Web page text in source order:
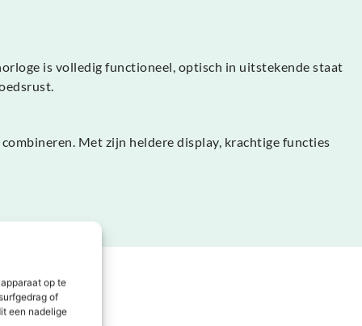
op te
of
een nadelige
is volledig functioneel, optisch in uitstekende staat
Met zijn heldere display, krachtige functies